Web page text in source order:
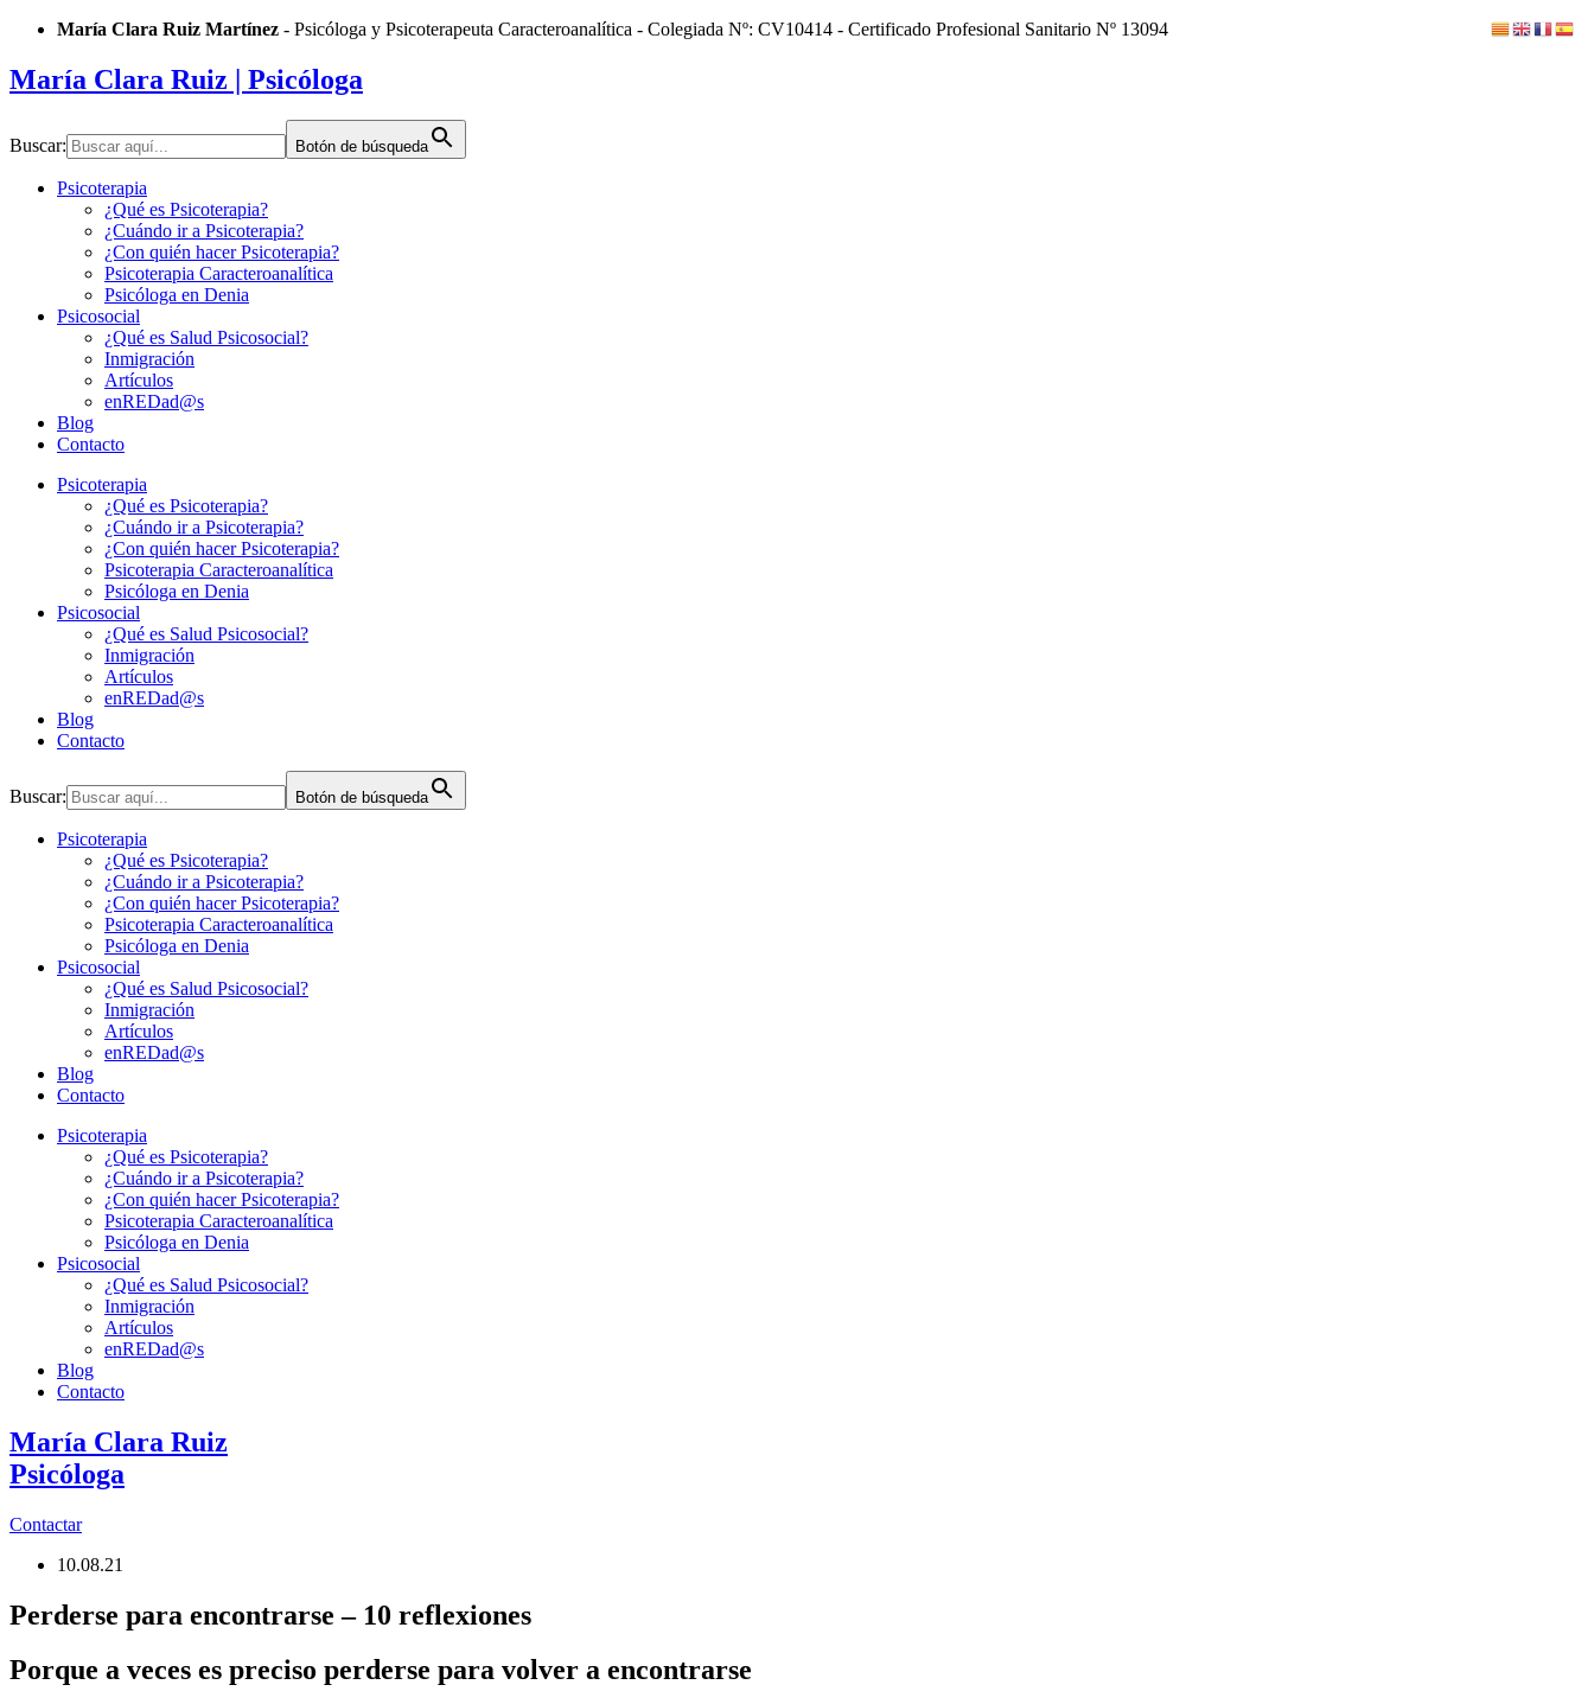
Saltar
contenido
María Clara Ruiz Martínez - Psicóloga y Psicoterapeuta Caracteroanalítica - Colegiada Nº: CV10414 - Certificado Profesional Sanitario Nº 13094
María Clara Ruiz | Psicóloga
Buscar: Botón de búsqueda
Psicoterapia
¿Qué es Psicoterapia?
¿Cuándo ir a Psicoterapia?
¿Con quién hacer Psicoterapia?
Psicoterapia Caracteroanalítica
Psicóloga en Denia
Psicosocial
¿Qué es Salud Psicosocial?
Inmigración
Artículos
enREDad@s
Blog
Contacto
Psicoterapia
¿Qué es Psicoterapia?
¿Cuándo ir a Psicoterapia?
¿Con quién hacer Psicoterapia?
Psicoterapia Caracteroanalítica
Psicóloga en Denia
Psicosocial
¿Qué es Salud Psicosocial?
Inmigración
Artículos
enREDad@s
Blog
Contacto
Buscar: Botón de búsqueda
Psicoterapia
¿Qué es Psicoterapia?
¿Cuándo ir a Psicoterapia?
¿Con quién hacer Psicoterapia?
Psicoterapia Caracteroanalítica
Psicóloga en Denia
Psicosocial
¿Qué es Salud Psicosocial?
Inmigración
Artículos
enREDad@s
Blog
Contacto
Psicoterapia
¿Qué es Psicoterapia?
¿Cuándo ir a Psicoterapia?
¿Con quién hacer Psicoterapia?
Psicoterapia Caracteroanalítica
Psicóloga en Denia
Psicosocial
¿Qué es Salud Psicosocial?
Inmigración
Artículos
enREDad@s
Blog
Contacto
María Clara Ruiz
Psicóloga
Contactar
10.08.21
Perderse para encontrarse – 10 reflexiones
Porque a veces es preciso perderse para volver a encontrarse